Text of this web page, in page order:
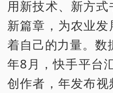
用新技术、新方
新篇章，为农业
着自己的力量。数
年8月，快手平台
创作者，年发布视